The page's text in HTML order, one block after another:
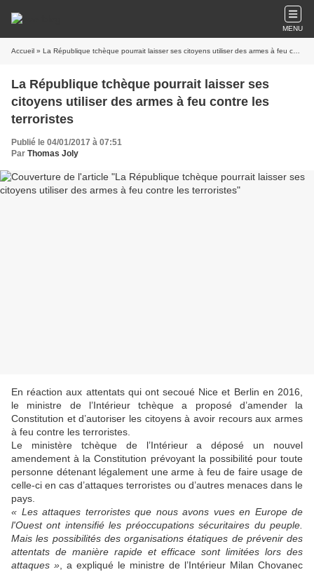
MENU
Accueil » La République tchèque pourrait laisser ses citoyens utiliser des armes à feu contre les terroristes
La République tchèque pourrait laisser ses
citoyens utiliser des armes à feu contre les
terroristes
Publié le 04/01/2017 à 07:51
Par Thomas Joly
En réaction aux attentats qui ont secoué Nice et Berlin en 2016,
le ministre de l’Intérieur tchèque a proposé d’amender la
Constitution et d’autoriser les citoyens à avoir recours aux armes
à feu contre les terroristes.
Le ministère tchèque de l’Intérieur a déposé un nouvel
amendement à la Constitution prévoyant la possibilité pour toute
personne détenant légalement une arme à feu de faire usage de
celle-ci en cas d’attaques terroristes ou d’autres menaces dans le
pays.
« Les attaques terroristes que nous avons vues en Europe de
l'Ouest ont intensifié les préoccupations sécuritaires du peuple.
Mais les possibilités des organisations étatiques de prévenir des
attentats de manière rapide et efficace sont limitées lors des
attaques » , a expliqué le ministre de l’Intérieur Milan Chovanec